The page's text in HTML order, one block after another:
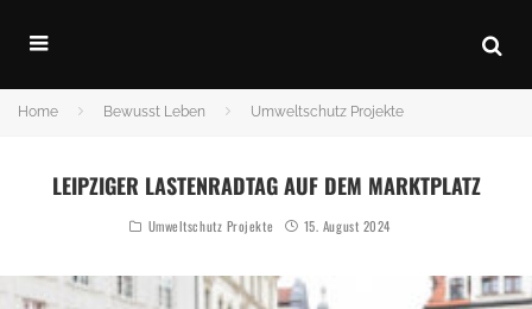
Home Bewusst Leben Umweltschutz Projekte
LEIPZIGER LASTENRADTAG AUF DEM MARKTPLATZ
Umweltschutz Projekte 15. August 2024